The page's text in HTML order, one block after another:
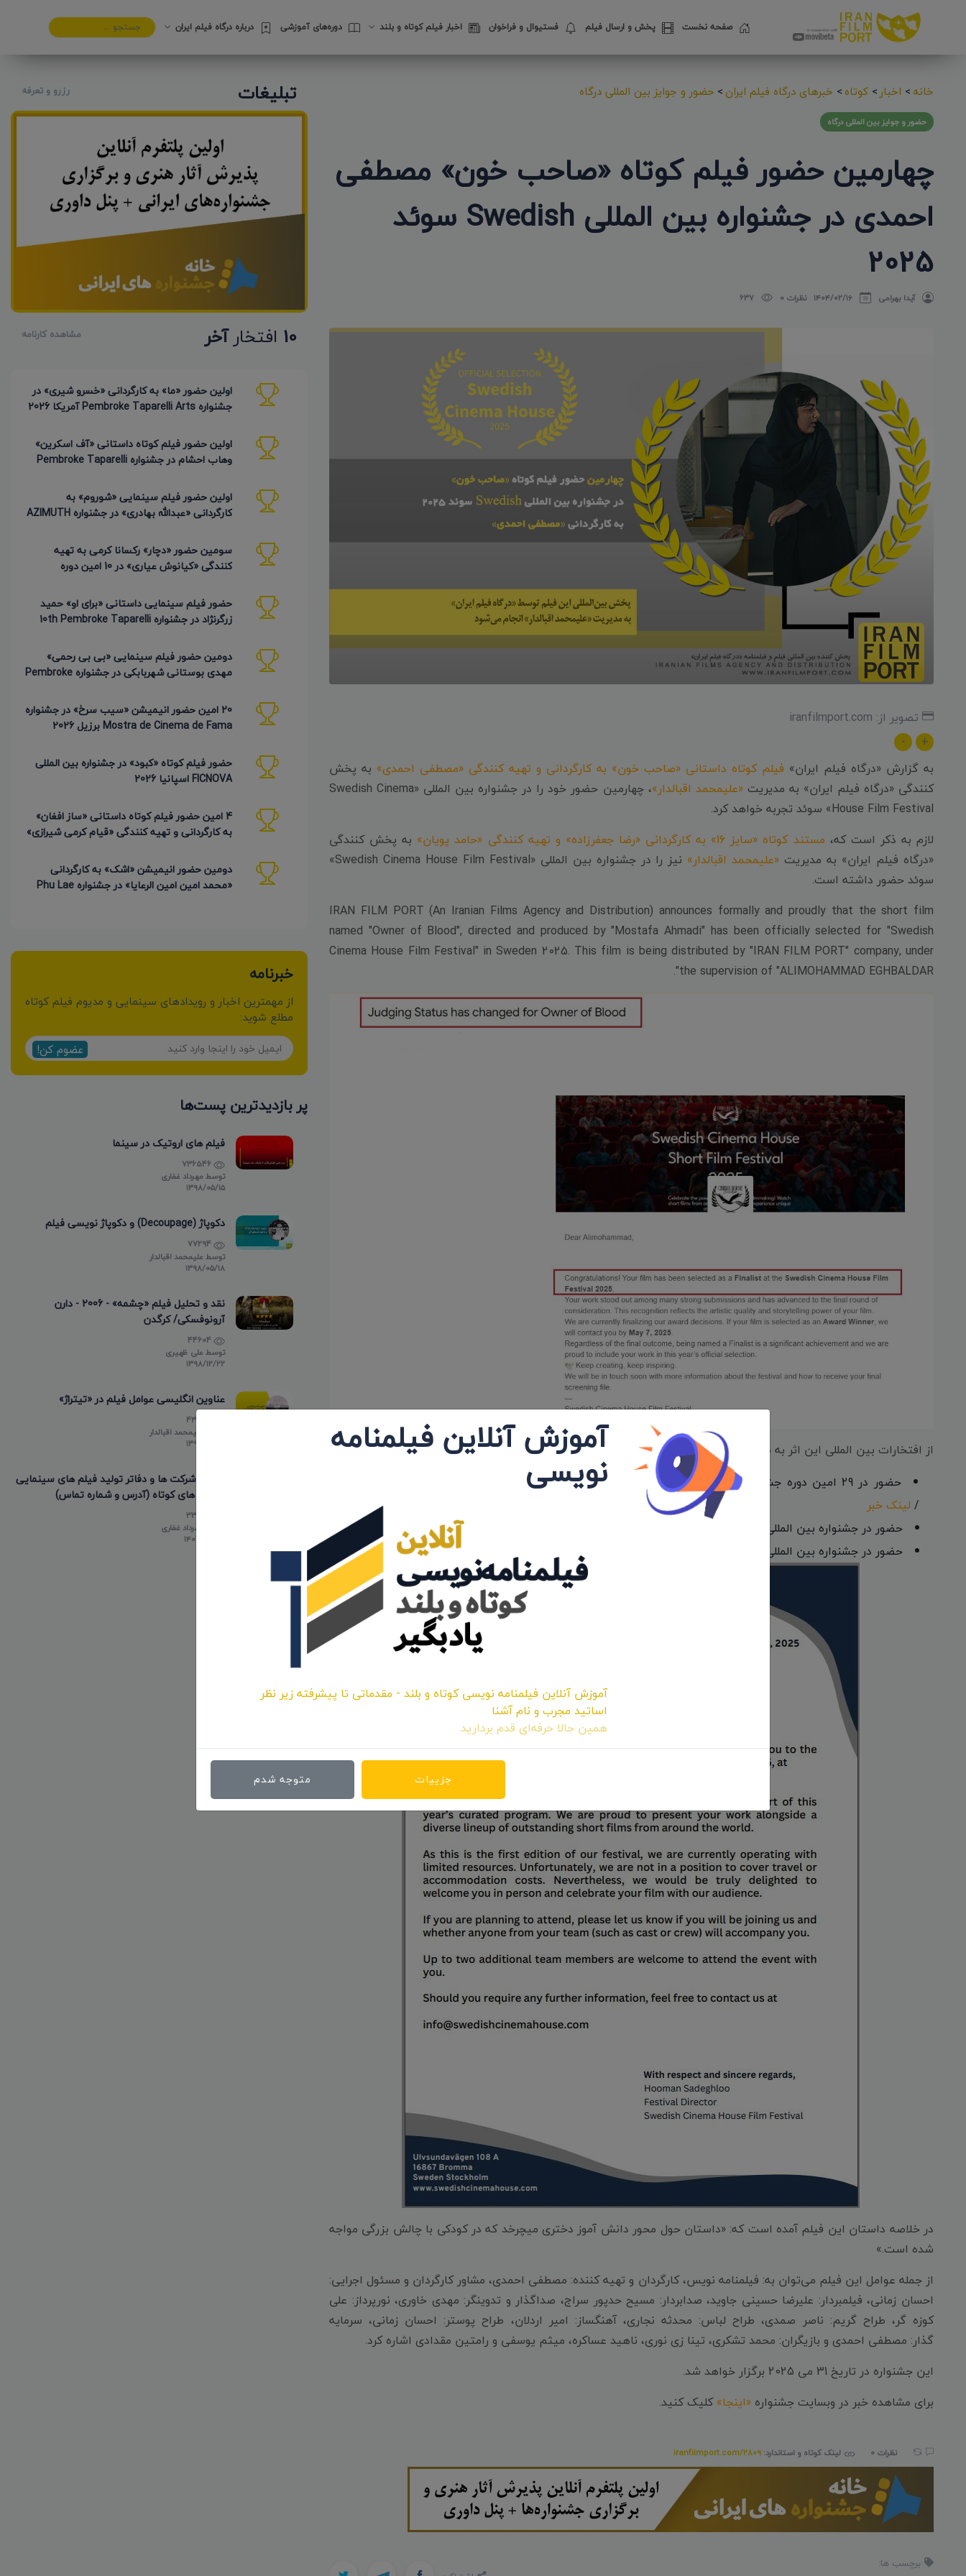
صفحه نخست پخش و ارسال فیلم فستیوال‌ و فراخوان اخبار فیلم کوتاه و بلند دوره‌های آموزشی درباره درگاه فیلم ایران
خانه> اخبار > کوتاه> خبرهای درگاه فیلم ایران> حضور و جوایز بین المللی درگاه
حضور و جوایز بین المللی درگاه
چهارمین حضور فیلم کوتاه «صاحب خون» مصطفی
احمدی در جشنواره بین المللی Swedish سوئد
2025
آیدا بهرامی ۱۴۰۴/۰۲/۱۶ نظرات 0 637
تصویر از: iranfilmport.com
+
-
به گزارش «درگاه فیلم ایران» فیلم کوتاه داستانی «صاحب خون» به کارگردانی و تهیه کنندگی «مصطفی احمدی» به پخش
کنندگی «درگاه فیلم ایران» به مدیریت«علیمحمد اقبالدار»
، چهارمین حضور خود را در جشنواره بین المللی «Swedish Cinema
House Film Festival» سوئد تجربه خواهد کرد.
لازم به ذکر است که، مستند کوتاه «سایز 16» به کارگردانی «رضا جعفرزاده» و تهیه کنندگی «حامد پویان»
به پخش کنندگی
«درگاه فیلم ایران» به مدیریت «علیمحمد اقبالدار»
نیز را در جشنواره بین المللی «Swedish Cinema House Film Festival»
سوئد حضور داشته است.
IRAN FILM PORT (An Iranian Films Agency and Distribution) announces formally and proudly that the short film
named "Owner of Blood", directed and produced by "Mostafa Ahmadi" has been officially selected for "Swedish
Cinema House Film Festival" in Sweden 2025. This film is being distributed by "IRAN FILM PORT" company, under
the supervision of "ALIMOHAMMAD EGHBALDAR".
از افتخارات بین المللی این اثر به موارد زیر میتوان اشاره کرد:
/ لینک خبر
حضور در جشنواره بین المللی «British University International Students Film Festival» مصر - 2024 /
لینک خبر
حضور در جشنواره بین المللی «Grifo Festival» ایتالیا - 2025 /
لینک خبر
در خلاصه داستان این فیلم آمده است که: «داستان حول محور دانش آموز دختری میچرخد که در کودکی با چالش بزرگی مواجه
شده است.»
از جمله عوامل این فیلم می‌توان به: فیلمنامه نویس، کارگردان و تهیه کننده: مصطفی احمدی، مشاور کارگردان و مسئول اجرایی:
احسان زمانی، فیلمبردار: علیرضا حسینی جاوید، صدابردار: مسیح حدپور سراج، صداگذار و تدوینگر: مهدی خاوری، نورپرداز: علی
کوزه گر، طراح گریم: ناصر صمدی، طراح لباس: محدثه نجاری، آهنگساز: امیر اردلان، طراح پوستر: احسان زمانی، سرمایه
گذار: مصطفی احمدی و بازیگران: محمد تشکری، تینا زی نوری، ناهید عساکره، میثم یوسفی و رامتین مقدادی اشاره کرد.
این جشنواره در تاریخ 31 می 2025 برگزار خواهد شد.
برای مشاهده خبر در وبسایت جشنواره «اینجا»کلیک کنید.
نظرات 0 لینک کوتاه و استاندارد: iranfilmport.com/2809
برچسب ها:
تبلیغات رزرو و تعرفه
10 افتخارآخر مشاهده کارنامه
اولین حضور «ما» به کارگردانی «خسرو شیری» در
جشنواره Pembroke Taparelli Arts آمریکا 2026
اولین حضور فیلم کوتاه داستانی «آف اسکرین»
وهاب احشام در جشنواره Pembroke Taparelli
اولین حضور فیلم سینمایی «شوروم» به
کارگردانی «عبدالله بهادری» در جشنواره AZIMUTH
سومین حضور «دچار» رکسانا کرمی به تهیه
کنندگی «کیانوش عیاری» در 10 امین دوره
حضور فیلم سینمایی داستانی «برای او» حمید
زرگرنژاد در جشنواره 10th Pembroke Taparelli
دومین حضور فیلم سینمایی «بی بی رحمی»
مهدی بوستانی شهربابکی در جشنواره Pembroke
20 امین حضور انیمیشن «سیب سرخ» در جشنواره
Mostra de Cinema de Fama برزیل 2026
حضور فیلم کوتاه «کبود» در جشنواره بین المللی
FICNOVA اسپانیا 2026
4 امین حضور فیلم کوتاه داستانی «ساز افغان»
به کارگردانی و تهیه کنندگی «قیام کرمی شیرازی»
دومین حضور انیمیشن «اشک» به کارگردانی
«محمد امین امین الرعایا» در جشنواره Phu Lae
خبرنامه
از مهمترین اخبار و رویدادهای سینمایی و مدیوم فیلم کوتاه
مطلع شوید:
عضوم کن!
پر بازدیدترین پست‌ها
فیلم های اروتیک در سینما
توسط مهرداد غفاری
۱۳۹۸/۰۵/۱۵
دکوپاژ (Decoupage) و دکوپاژ نویسی فیلم
توسطعلیمحمد اقبالدار
۱۳۹۸/۰۵/۱۸
نقد و تحلیل فیلم «چشمه» - 2006 - دارن
آرونوفسکی/ کرگدن
توسطعلی ظهیری
۱۳۹۸/۱۲/۲۲
عناوین انگلیسی عوامل فیلم در «تیتراژ»
علیمحمد اقبالدار
۱۳۹۸/۰۵/۱۰
لیست شرکت ها و دفاتر تولید فیلم های سینمایی
و فیلم های کوتاه (آدرس و شماره تماس)
مهرداد غفاری
۱۴۰۳/۰۲/۲۰
آموزش آنلاین فیلمنامه
نویسی
آموزش آنلاین فیلمنامه نویسی کوتاه و بلند - مقدماتی تا پیشرفته زیر نظر
اساتید مجرب و نام آشنا
همین حالا حرفه‌ای قدم بردارید.
جزییات متوجه شدم